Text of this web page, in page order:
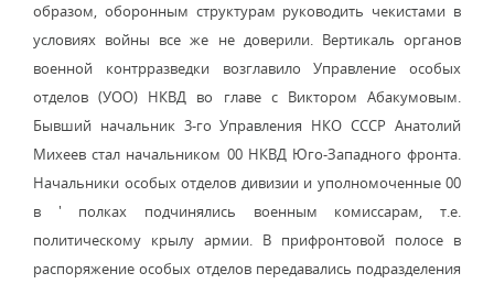
образом, оборонным структурам руководить чекистами в
условиях войны все же не доверили. Вертикаль органов
военной контрразведки возглавило Управление особых
отделов (УОО) НКВД во главе с Виктором Абакумовым.
Бывший начальник 3-го Управления НКО СССР Анатолий
Михеев стал начальником 00 НКВД Юго-Западного фронта.
Начальники особых отделов дивизии и уполномоченные 00
в ' полках подчинялись военным комиссарам, т.е.
политическому крылу армии. В прифронтовой полосе в
распоряжение особых отделов передавались подразделения